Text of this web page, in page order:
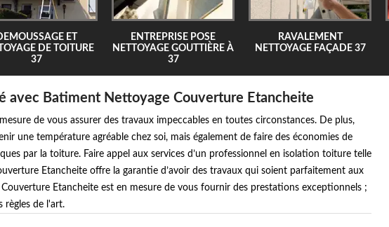
ET
DE TOITURE
37
ENTREPRISE POSE
NETTOYAGE GOUTTIÈRE À
37
RAVALEMENT
NETTOYAGE FAÇADE 37
avec Batiment Nettoyage Couverture Etancheite
de vous assurer des travaux impeccables en toutes circonstances. De plus,
une température agréable chez soi, mais également de faire des économies de
par la toiture. Faire appel aux services d’un professionnel en isolation toiture telle
Etancheite offre la garantie d’avoir des travaux qui soient parfaitement aux
Etancheite est en mesure de vous fournir des prestations exceptionnels ;
règles de l'art.